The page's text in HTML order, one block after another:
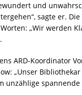
und
sagte er.
„Wir werden
ARD-Koordinator
„Unser Bibliothekar
unzählige